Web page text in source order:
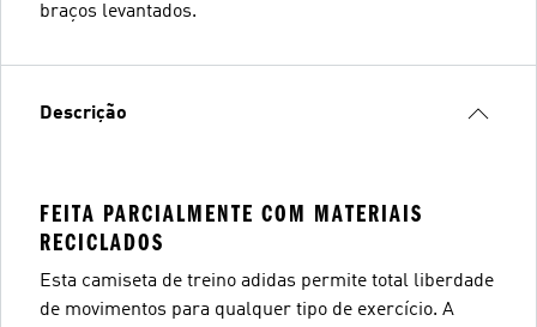
braços levantados.
Descrição
FEITA PARCIALMENTE COM MATERIAIS
RECICLADOS
Esta camiseta de treino adidas permite total liberdade
de movimentos para qualquer tipo de exercício. A